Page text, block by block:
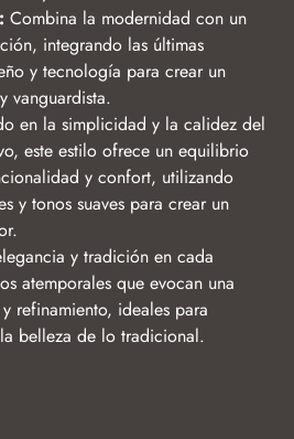
Combina la modernidad con un
integrando las últimas
y tecnología para crear un
vanguardista.
en la simplicidad y la calidez del
este estilo ofrece un equilibrio
y confort, utilizando
y tonos suaves para crear un
y tradición en cada
atemporales que evocan una
refinamiento, ideales para
belleza de lo tradicional.